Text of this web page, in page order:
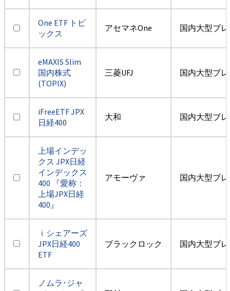
One ETF トピ
ックス
アセマネOne 国内大型ブ
eMAXIS Slim
国内株式
(TOPIX)
三菱UFJ 国内大型ブ
iFreeETF JPX
日経400
大和 国内大型ブ
上場インデッ
クス JPX日経
インデックス
400 『愛称：
上場JPX日経
400』
アモーヴァ 国内大型ブ
ｉシェアーズ
JPX日経400
ETF
ブラックロック 国内大型ブ
ノムラ･ジャ